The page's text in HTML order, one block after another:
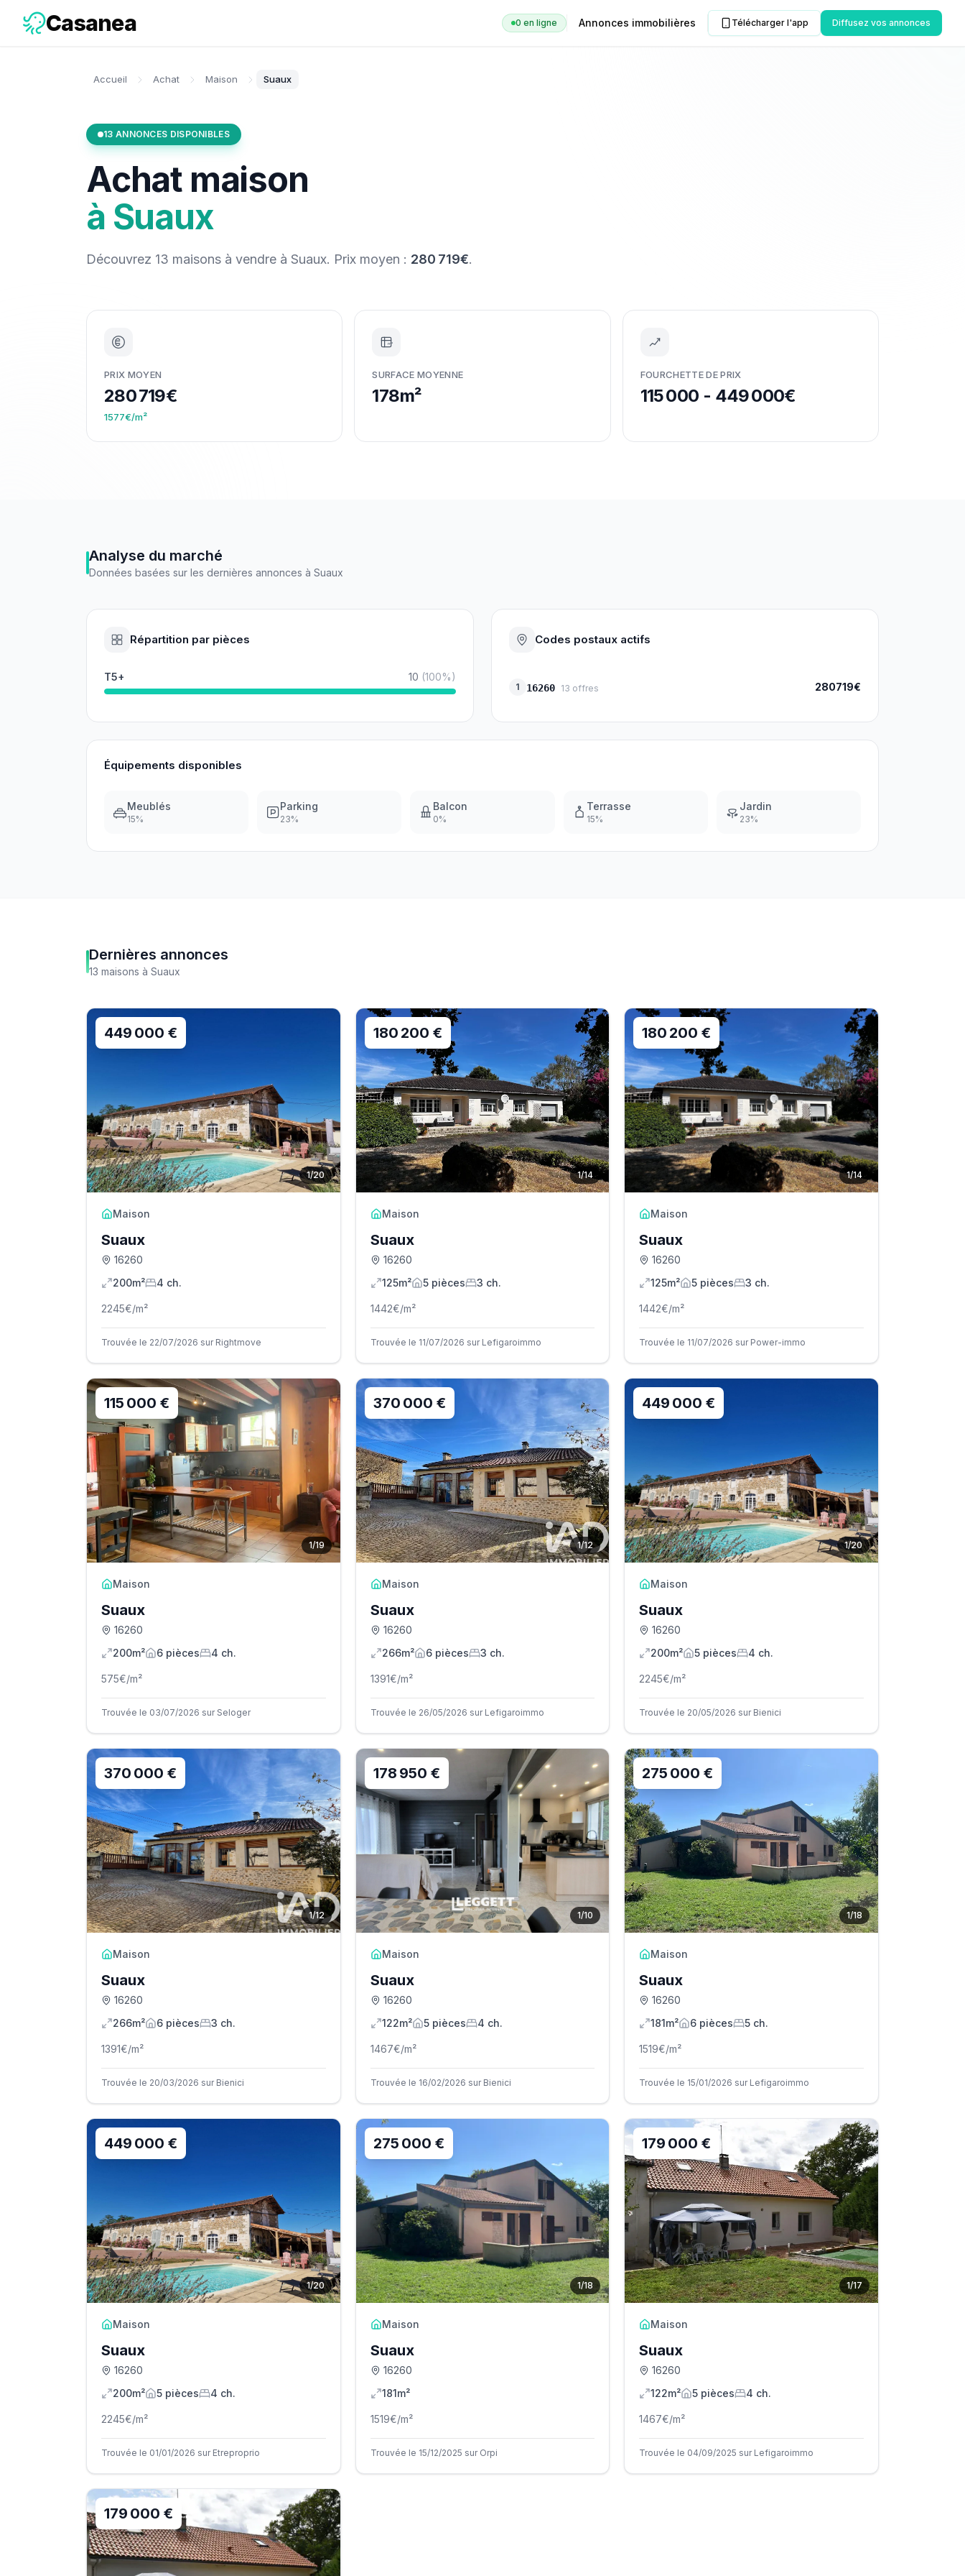
Casanea 0 en ligne Annonces immobilières Télécharger l'app Diffusez vos annonces
Accueil Achat Maison Suaux
13 ANNONCES DISPONIBLES
Achat maison
à Suaux
Découvrez 13 maisons à vendre à Suaux. Prix moyen : 280 719€.
PRIX MOYEN
280 719€
1577€/m²
m²
SURFACE MOYENNE
178m²
FOURCHETTE DE PRIX
115 000 - 449 000€
Analyse du marché
Données basées sur les dernières annonces à Suaux
Répartition par pièces
T5+ 10 (100%)
Codes postaux actifs
1 16260 13 offres 280719€
Équipements disponibles
Meublés
15%
Parking
23%
Balcon
0%
Terrasse
15%
Jardin
23%
Dernières annonces
13 maisons à Suaux
1/20
449 000 €
Maison
Suaux
16260
200m²
4 ch.
2245€/m²
Trouvée le 22/07/2026 sur Rightmove
1/14
180 200 €
Maison
Suaux
16260
125m²
5pièces 3 ch.
1442€/m²
Trouvée le 11/07/2026 sur Lefigaroimmo
1/14
180 200 €
Maison
Suaux
16260
125m²
5 pièces 3 ch.
1442€/m²
Trouvée le 11/07/2026 sur Power-immo
1/19
115 000 €
Maison
Suaux
16260
200m²
6 pièces 4 ch.
575€/m²
Trouvée le 03/07/2026 sur Seloger
1/12
370 000 €
Maison
Suaux
16260
266m²
6pièces 3 ch.
1391€/m²
Trouvée le 26/05/2026 sur Lefigaroimmo
1/20
449 000 €
Maison
Suaux
16260
200m²
5 pièces 4 ch.
2245€/m²
Trouvée le 20/05/2026 sur Bienici
1/12
370 000 €
Maison
Suaux
16260
266m²
6 pièces 3 ch.
1391€/m²
Trouvée le 20/03/2026 sur Bienici
1/10
178 950 €
Maison
Suaux
16260
122m²
5pièces 4 ch.
1467€/m²
Trouvée le 16/02/2026 sur Bienici
1/18
275 000 €
Maison
Suaux
16260
181m²
6 pièces 5 ch.
1519€/m²
Trouvée le 15/01/2026 sur Lefigaroimmo
1/20
449 000 €
Maison
Suaux
16260
200m²
5 pièces 4 ch.
2245€/m²
Trouvée le 01/01/2026 sur Etreproprio
1/18
275 000 €
Maison
Suaux
16260
181m²
1519€/m²
Trouvée le 15/12/2025 sur Orpi
1/17
179 000 €
Maison
Suaux
16260
122m²
5 pièces 4 ch.
1467€/m²
Trouvée le 04/09/2025 sur Lefigaroimmo
179 000 €